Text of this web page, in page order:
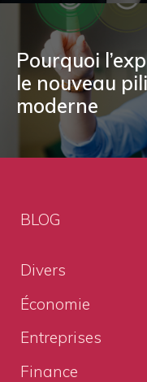
Pourquoi
le nouveau
moderne
BLOG
Divers
Économie
Entreprises
Finance